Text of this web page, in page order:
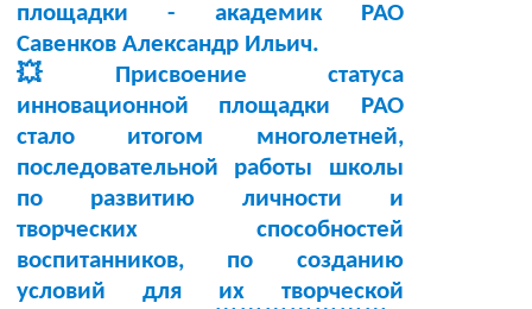
площадки - академик РАО
Савенков Александр Ильич.
💥Присвоение статуса
инновационной площадки РАО
стало итогом многолетней,
последовательной работы школы
по развитию личности и
творческих способностей
воспитанников, по созданию
условий для их творческой